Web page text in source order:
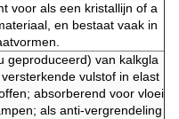
voor als een kristallijn of a
en bestaat vaak in
geproduceerd) van kalkgla
vulstof in elast
absorberend voor vloei
als anti-vergrendeling